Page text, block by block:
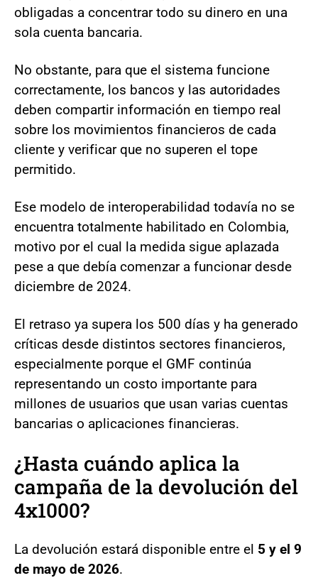
obligadas a concentrar todo su dinero en una
sola cuenta bancaria.
No obstante, para que el sistema funcione
correctamente, los bancos y las autoridades
deben compartir información en tiempo real
sobre los movimientos financieros de cada
cliente y verificar que no superen el tope
permitido.
Ese modelo de interoperabilidad todavía no se
encuentra totalmente habilitado en Colombia,
motivo por el cual la medida sigue aplazada
pese a que debía comenzar a funcionar desde
diciembre de 2024.
El retraso ya supera los 500 días y ha generado
críticas desde distintos sectores financieros,
especialmente porque el GMF continúa
representando un costo importante para
millones de usuarios que usan varias cuentas
bancarias o aplicaciones financieras.
¿Hasta cuándo aplica la
campaña de la devolución del
4x1000?
La devolución estará disponible entre el 5 y el 9
de mayo de 2026.